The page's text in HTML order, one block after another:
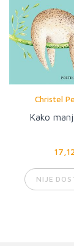
Christel
Kako
NIJE